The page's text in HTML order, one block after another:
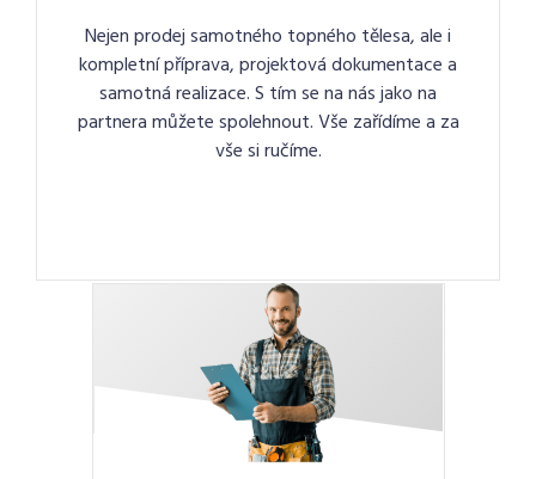
Nejen prodej samotného topného tělesa, ale i
kompletní příprava, projektová dokumentace a
samotná realizace. S tím se na nás jako na
partnera můžete spolehnout. Vše zařídíme a za
vše si ručíme.